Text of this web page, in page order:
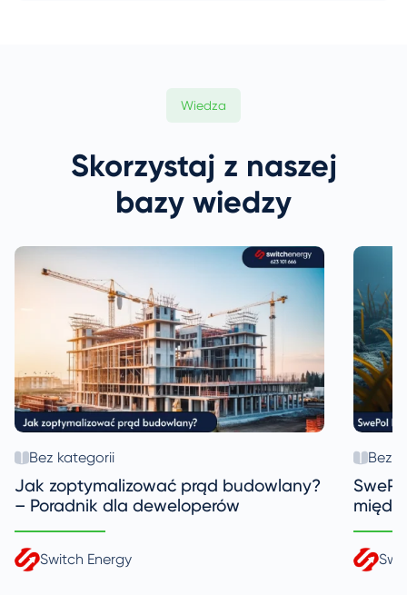
Wiedza
Skorzystaj z naszej
bazy wiedzy
Bez kategorii
Jak zoptymalizować prąd budowlany?
– Poradnik dla deweloperów
Switch Energy
Bez